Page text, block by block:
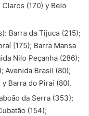
(170) y Belo
Barra da Tijuca (215);
(175); Barra Mansa
Nilo Peçanha (286);
Avenida Brasil (80);
y Barra do Piraí (80).
da Serra (353);
(154);